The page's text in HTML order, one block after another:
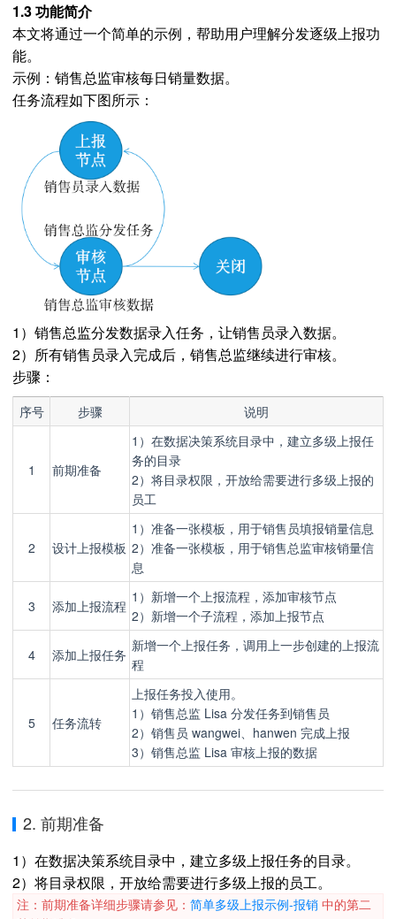
1.3 功能简介
本文将通过一个简单的示例，帮助用户理解分发逐级上报功
能。
示例：销售总监审核每日销量数据。
任务流程如下图所示：
1）销售总监分发数据录入任务，让销售员录入数据。
2）所有销售员录入完成后，销售总监继续进行审核。
步骤：
序号 步骤 说明
1 前期准备
1）在数据决策系统目录中，建立多级上报任
务的目录
2）将目录权限，开放给需要进行多级上报的
员工
2 设计上报模板
1）准备一张模板，用于销售员填报销量信息
2）准备一张模板，用于销售总监审核销量信
息
3 添加上报流程
1）新增一个上报流程，添加审核节点
2）新增一个子流程，添加上报节点
4 添加上报任务
新增一个上报任务，调用上一步创建的上报流
程
5 任务流转
上报任务投入使用。
1）销售总监 Lisa 分发任务到销售员
2）销售员 wangwei、hanwen 完成上报
3）销售总监 Lisa 审核上报的数据
2. 前期准备
1）在数据决策系统目录中，建立多级上报任务的目录。
2）将目录权限，开放给需要进行多级上报的员工。
注：前期准备详细步骤请参见： 简单多级上报示例-报销 中的第二